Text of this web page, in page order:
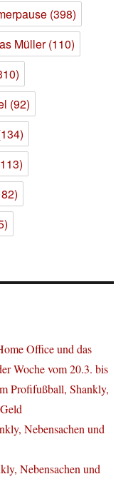
(398)
Müller(110)
(92)
Office und das
Woche vom 20.3. bis
Profifußball, Shankly,
Nebensachen und
Nebensachen und